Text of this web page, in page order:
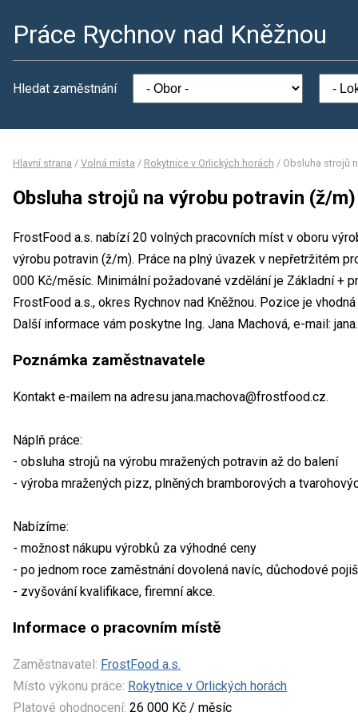
Práce Rychnov nad Kněžnou
Hledat zaměstnání
Hlavní strana / Volná místa / Rokytnice v Orlických horách / Obsluha strojů
Obsluha strojů na výrobu potravin (ž/m)
FrostFood a.s. nabízí 20 volných pracovních míst v oboru
výrobu potravin (ž/m). Práce na plný úvazek v nepřetržitém
000 Kč/měsíc. Minimální požadované vzdělání je Základní +
FrostFood a.s., okres Rychnov nad Kněžnou. Pozice je
Další informace vám poskytne Ing. Jana Machová, e-mail:
Poznámka zaměstnavatele
Kontakt e-mailem na adresu jana.machova@frostfood.cz.
Náplň práce:
- obsluha strojů na výrobu mražených potravin až do balení
- výroba mražených pizz, plněných bramborových a
Nabízíme:
- možnost nákupu výrobků za výhodné ceny
- po jednom roce zaměstnání dovolená navíc, důchodové
- zvyšování kvalifikace, firemní akce.
Informace o pracovním místě
Zaměstnavatel: FrostFood a.s.
Místo výkonu práce: Rokytnice v Orlických horách
Platové ohodnocení: 26 000 Kč / měsíc